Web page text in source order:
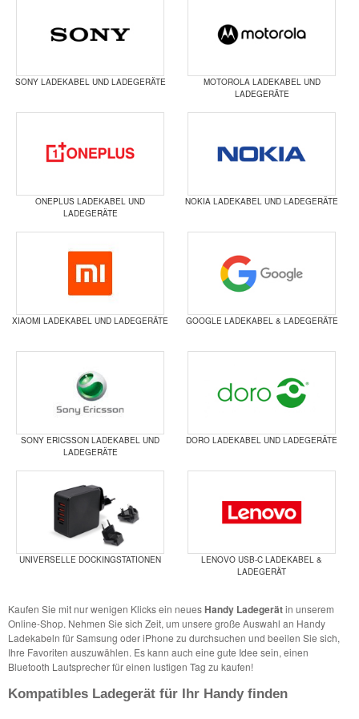
SONY LADEKABEL UND LADEGERÄTE
MOTOROLA LADEKABEL UND
LADEGERÄTE
ONEPLUS LADEKABEL UND
LADEGERÄTE
NOKIA LADEKABEL UND LADEGERÄTE
XIAOMI LADEKABEL UND LADEGERÄTE GOOGLE LADEKABEL & LADEGERÄTE
SONY ERICSSON LADEKABEL UND
LADEGERÄTE
DORO LADEKABEL UND LADEGERÄTE
UNIVERSELLE DOCKINGSTATIONEN
LENOVO USB-C LADEKABEL &
LADEGERÄT
Kaufen Sie mit nur wenigen Klicks ein neuesHandy Ladegerätin unserem
Online-Shop. Nehmen Sie sich Zeit, um unsere große Auswahl an Handy
Ladekabeln für Samsung oder iPhone zu durchsuchen und beeilen Sie sich,
Ihre Favoriten auszuwählen. Es kann auch eine gute Idee sein, einen
Bluetooth Lautsprecher für einen lustigen Tag zu kaufen!
Kompatibles Ladegerät für Ihr Handy finden